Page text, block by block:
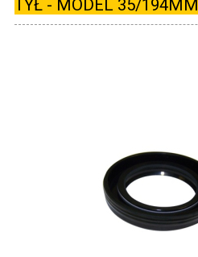
TYŁ - MODEL 35/194MM